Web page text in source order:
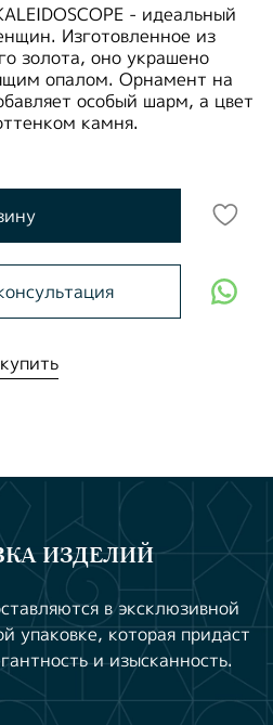
- идеальный
Изготовленное из
золота, оно украшено
опалом. Орнамент на
особый шарм, а цвет
камня.
ИЗДЕЛИЙ
в эксклюзивной
упаковке, которая придаст
и изысканность.